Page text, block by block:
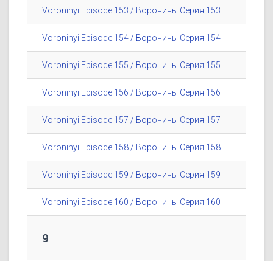
Voroninyi Episode 153 / Воронины Серия 153
Voroninyi Episode 154 / Воронины Серия 154
Voroninyi Episode 155 / Воронины Серия 155
Voroninyi Episode 156 / Воронины Серия 156
Voroninyi Episode 157 / Воронины Серия 157
Voroninyi Episode 158 / Воронины Серия 158
Voroninyi Episode 159 / Воронины Серия 159
Voroninyi Episode 160 / Воронины Серия 160
9